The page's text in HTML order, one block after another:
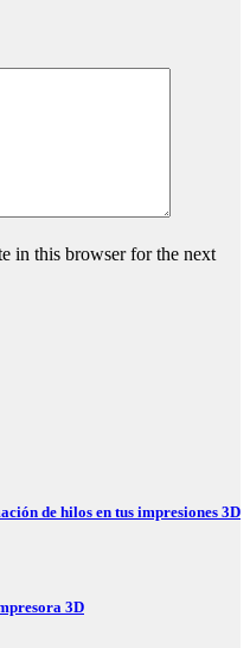
in this browser for the next
de hilos en tus impresiones 3D
3D